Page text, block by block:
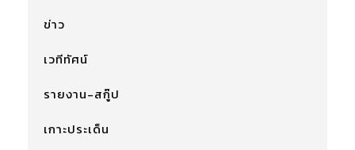
ข่าว
เวทีทัศน์
รายงาน-สกู๊ป
เกาะประเด็น